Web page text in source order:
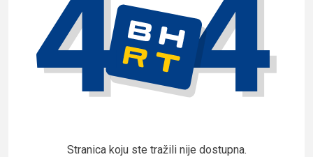
Stranica koju ste tražili nije dostupna.